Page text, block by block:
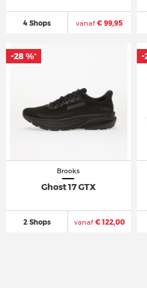
4 Shops vanaf€ 99,95
Brooks
Ghost 17 GTX
2 Shops vanaf€ 122,00
-28 %*
-28 %* -
-